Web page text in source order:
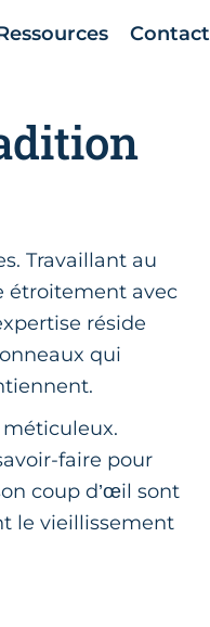
Contact
Travaillant au
étroitement avec
réside
qui
faire pour
coup d’œil sont
le vieillissement